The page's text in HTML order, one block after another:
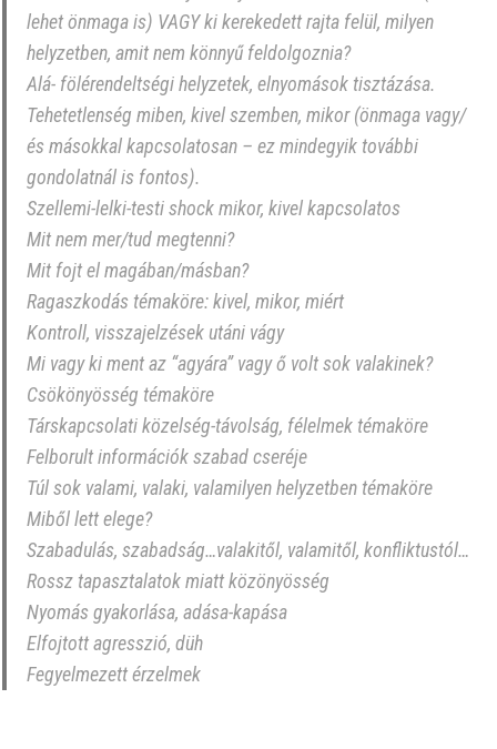
lehet önmaga is) VAGY ki kerekedett rajta felül, milyen
helyzetben, amit nem könnyű feldolgoznia?
Alá- fölérendeltségi helyzetek, elnyomások tisztázása.
Tehetetlenség miben, kivel szemben, mikor (önmaga vagy/
és másokkal kapcsolatosan – ez mindegyik további
gondolatnál is fontos).
Szellemi-lelki-testi shock mikor, kivel kapcsolatos
Mit nem mer/tud megtenni?
Mit fojt el magában/másban?
Ragaszkodás témaköre: kivel, mikor, miért
Kontroll, visszajelzések utáni vágy
Mi vagy ki ment az “agyára” vagy ő volt sok valakinek?
Csökönyösség témaköre
Társkapcsolati közelség-távolság, félelmek témaköre
Felborult információk szabad cseréje
Túl sok valami, valaki, valamilyen helyzetben témaköre
Miből lett elege?
Szabadulás, szabadság…valakitől, valamitől, konfliktustól…
Rossz tapasztalatok miatt közönyösség
Nyomás gyakorlása, adása-kapása
Elfojtott agresszió, düh
Fegyelmezett érzelmek